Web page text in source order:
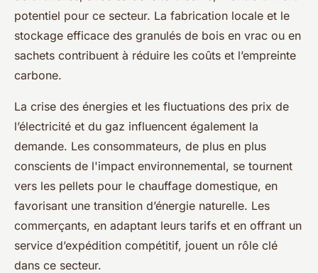
potentiel pour ce secteur. La fabrication locale et le
stockage efficace des granulés de bois en vrac ou en
sachets contribuent à réduire les coûts et l’empreinte
carbone.
La crise des énergies et les fluctuations des prix de
l’électricité et du gaz influencent également la
demande. Les consommateurs, de plus en plus
conscients de l'impact environnemental, se tournent
vers les pellets pour le chauffage domestique, en
favorisant une transition d’énergie naturelle. Les
commerçants, en adaptant leurs tarifs et en offrant un
service d’expédition compétitif, jouent un rôle clé
dans ce secteur.